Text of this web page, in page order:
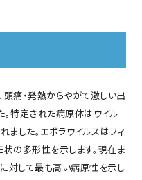
頭痛・発熱からやがて激しい出
特定された病原体はウイル
ました。エボラウイルスはフィ
状の多形性を示します。現在ま
対して最も高い病原性を示し